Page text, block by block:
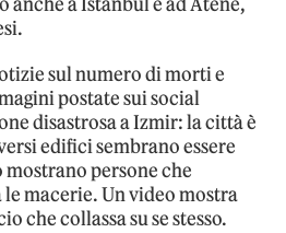
sul numero di morti e
postate sui social
disastrosa a Izmir: la città è
edifici sembrano essere
persone che
macerie. Un video mostra
che collassa su se stesso.